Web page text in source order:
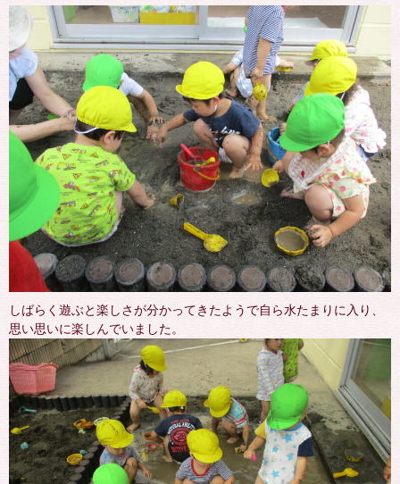
しばらく遊ぶと楽しさが分かってきたようで自ら水たまりに入り、
思い思いに楽しんでいました。